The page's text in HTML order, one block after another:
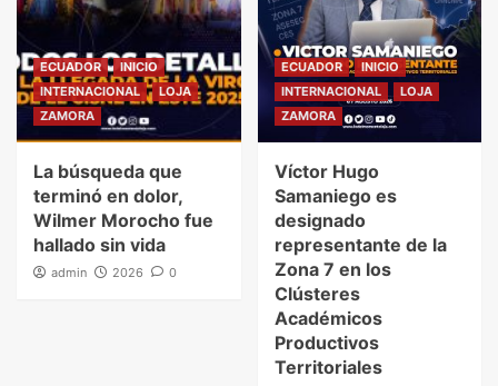
ECUADOR
INICIO
INTERNACIONAL
LOJA
ZAMORA
La búsqueda que
terminó en dolor,
Wilmer Morocho fue
hallado sin vida
admin 2026 0
ECUADOR
INICIO
INTERNACIONAL
LOJA
ZAMORA
Víctor Hugo
Samaniego es
designado
representante de la
Zona 7 en los
Clústeres
Académicos
Productivos
Territoriales